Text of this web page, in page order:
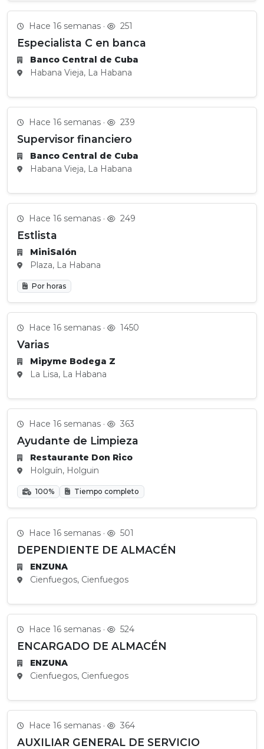
Hace 16 semanas · 251
Especialista C en banca
Banco Central de Cuba
Habana Vieja, La Habana
Hace 16 semanas · 239
Supervisor financiero
Banco Central de Cuba
Habana Vieja, La Habana
Hace 16 semanas · 249
Estlista
MiniSalón
Plaza, La Habana
Por horas
Hace 16 semanas · 1450
Varias
Mipyme Bodega Z
La Lisa, La Habana
Hace 16 semanas · 363
Ayudante de Limpieza
Restaurante Don Rico
Holguín, Holguin
100% Tiempo completo
Hace 16 semanas · 501
DEPENDIENTE DE ALMACÉN
ENZUNA
Cienfuegos, Cienfuegos
Hace 16 semanas · 524
ENCARGADO DE ALMACÉN
ENZUNA
Cienfuegos, Cienfuegos
Hace 16 semanas · 364
AUXILIAR GENERAL DE SERVICIO